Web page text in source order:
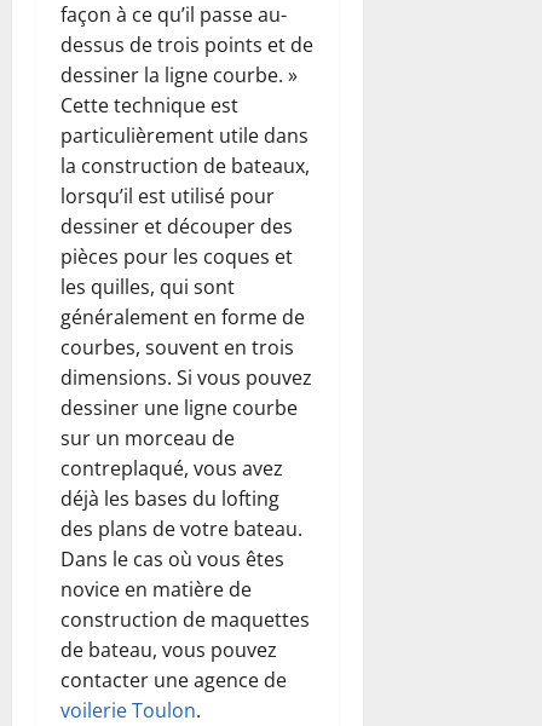
façon à ce qu’il passe au-
dessus de trois points et de
dessiner la ligne courbe. »
Cette technique est
particulièrement utile dans
la construction de bateaux,
lorsqu’il est utilisé pour
dessiner et découper des
pièces pour les coques et
les quilles, qui sont
généralement en forme de
courbes, souvent en trois
dimensions. Si vous pouvez
dessiner une ligne courbe
sur un morceau de
contreplaqué, vous avez
déjà les bases du lofting
des plans de votre bateau.
Dans le cas où vous êtes
novice en matière de
construction de maquettes
de bateau, vous pouvez
contacter une agence de
voilerie Toulon.